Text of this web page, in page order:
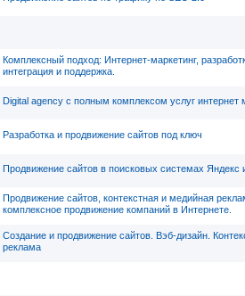
Комплексный подход: Интернет-маркетинг,
интеграция и поддержка.
Digital agency c полным комплексом услуг интернет
Разработка и продвижение сайтов под ключ
Продвижение сайтов в поисковых системах Яндекс
Продвижение сайтов, контекстная и медийная
комплексное продвижение компаний в Интернете.
Создание и продвижение сайтов. Вэб-дизайн.
реклама